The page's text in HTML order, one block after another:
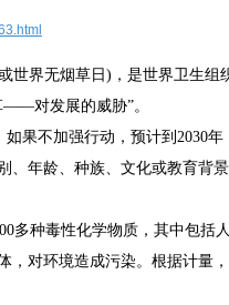
世界无烟草日)，是世界卫生组
——对发展的威胁”。
果不加强行动，预计到2030年
、年龄、种族、文化或教育背
多种毒性化学物质，其中包括
对环境造成污染。根据计量